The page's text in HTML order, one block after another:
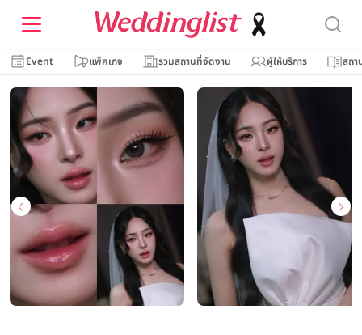
Event แพ็คเกจ รวมสถานที่จัดงาน ผู้ให้บริการ สถา